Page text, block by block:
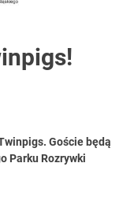
Goście będą
Parku Rozrywki